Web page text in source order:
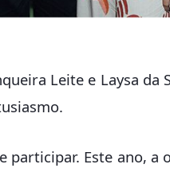
Leite e Laysa da
Este ano, a